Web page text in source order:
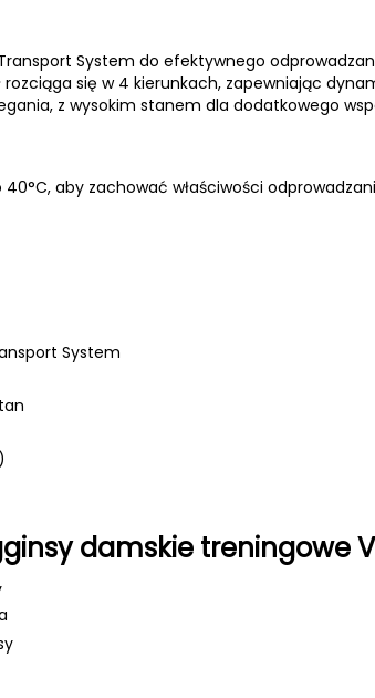
System do efektywnego
się w 4 kierunkach, zapewniając
z wysokim stanem dla dodatkowego
aby zachować właściwości
System
damskie treningowe